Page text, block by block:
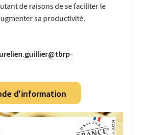
de raisons de se faciliter le
sa productivité.
d'information